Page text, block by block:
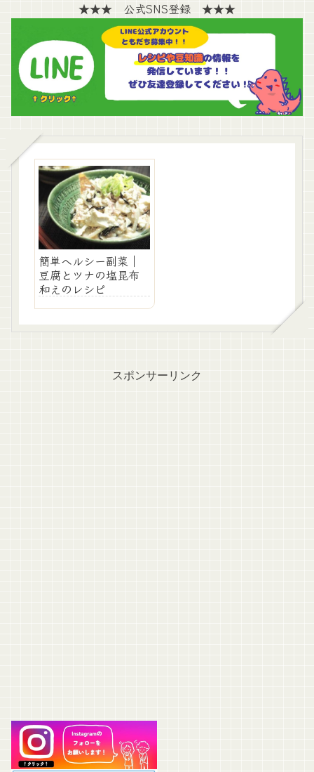
★★★ 公式SNS登録 ★★★
簡単ヘルシー副菜｜
豆腐とツナの塩昆布
和えのレシピ
スポンサーリンク